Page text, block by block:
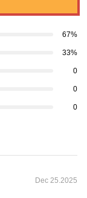
67%
33%
0
0
0
Dec 25.2025